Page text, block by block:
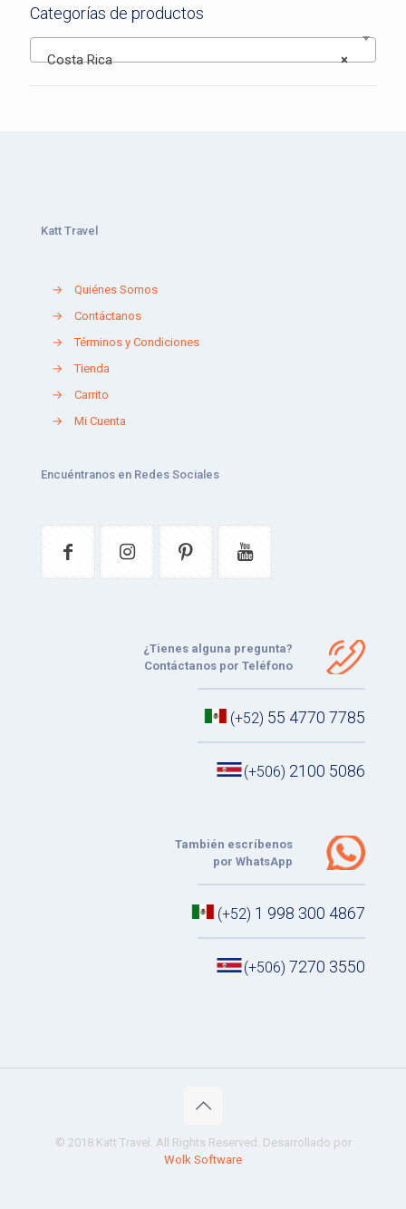
Categorías de productos
×
Costa Rica
Katt Travel
→
Quiénes Somos
→
Contáctanos
→
Términos y Condiciones
→
Tienda
→
Carrito
→
Mi Cuenta
Encuéntranos en Redes Sociales
¿Tienes alguna pregunta?
Contáctanos por Teléfono
(+52) 55 4770 7785
(+506) 2100 5086
También escríbenos
por WhatsApp
(+52) 1 998 300 4867
(+506) 7270 3550
© 2018 Katt Travel. All Rights Reserved. Desarrollado por
Wolk Software